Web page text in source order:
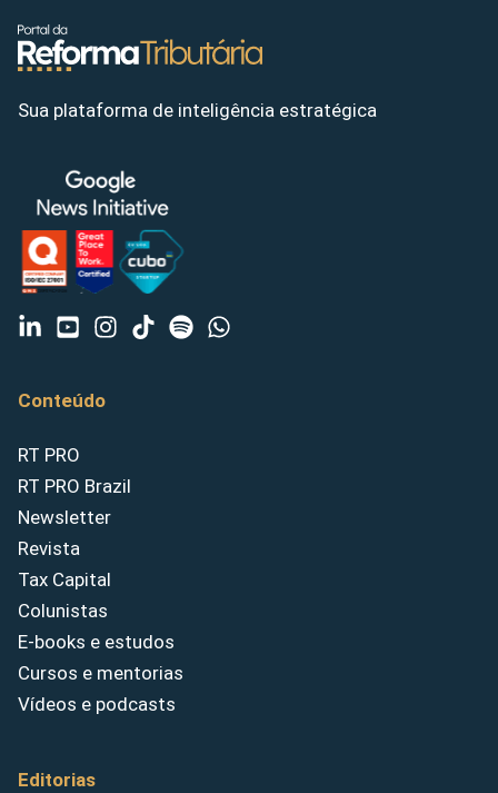
Sua plataforma de inteligência estratégica
Conteúdo
RT PRO
RT PRO Brazil
Newsletter
Revista
Tax Capital
Colunistas
E-books e estudos
Cursos e mentorias
Vídeos e podcasts
Editorias